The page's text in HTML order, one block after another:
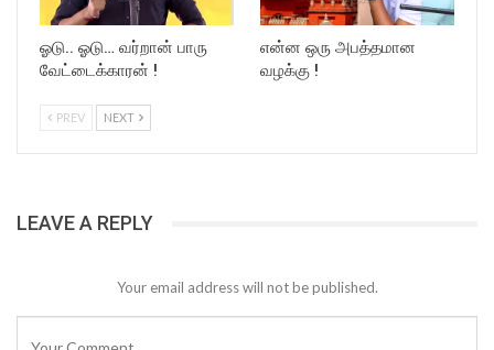
ஓடு.. ஓடு… வர்றான் பாரு
வேட்டைக்காரன் !
என்ன ஒரு அபத்தமான
வழக்கு !
PREV NEXT
LEAVE A REPLY
Your email address will not be published.